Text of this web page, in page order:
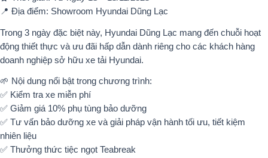
📍 Địa điểm: Showroom Hyundai Dũng Lạc
Trong 3 ngày đặc biệt này, Hyundai Dũng Lạc mang đến chuỗi hoạt
động thiết thực và ưu đãi hấp dẫn dành riêng cho các khách hàng
doanh nghiệp sở hữu xe tải Hyundai.
🌱 Nội dung nổi bật trong chương trình:
✅ Kiểm tra xe miễn phí
✅ Giảm giá 10% phụ tùng bảo dưỡng
✅ Tư vấn bảo dưỡng xe và giải pháp vận hành tối ưu, tiết kiệm
nhiên liệu
✅ Thưởng thức tiệc ngọt Teabreak